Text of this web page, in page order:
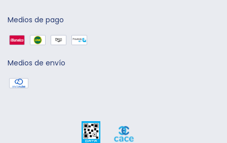
Medios de pago
Medios de envío